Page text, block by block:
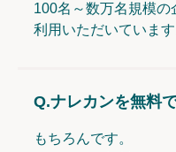
100名～数万名規模
利用いただいています
Q.ナレカンを無料
もちろんです。